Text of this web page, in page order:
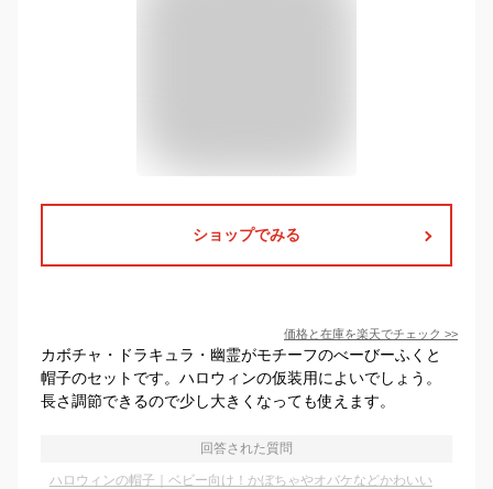
ショップでみる
価格と在庫を楽天でチェック >>
カボチャ・ドラキュラ・幽霊がモチーフのべーびーふくと
帽子のセットです。ハロウィンの仮装用によいでしょう。
長さ調節できるので少し大きくなっても使えます。
回答された質問
ハロウィンの帽子｜ベビー向け！かぼちゃやオバケなどかわいい